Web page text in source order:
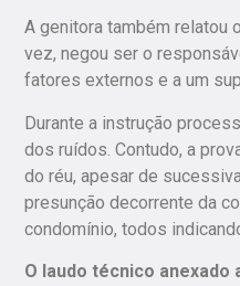
A genitora também relatou
vez, negou ser o
fatores externos e a um
Durante a instrução
dos ruídos. Contudo, a
do réu, apesar de
presunção decorrente da
condomínio, todos
O laudo técnico